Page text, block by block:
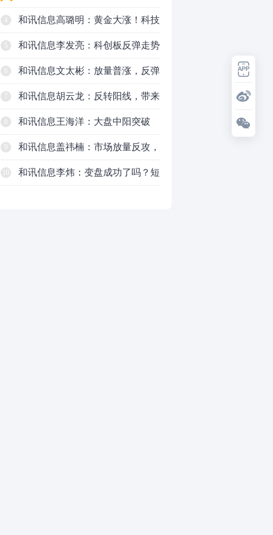
和讯信息高璐明：黄金大涨！科技
下跌！注意今天这么走！
5 和讯信息李发亮：科创板反弹走势
表现亮眼
和讯信息文太彬：放量普涨，反弹
空间及应对策略？
7 和讯信息胡云龙：反转阳线，带来
的改变
和讯信息王海洋：大盘中阳突破
3770，科技持续反弹，秋季行情启
动？
和讯信息盖祎楠：市场放量反攻，
科创赛道迎来强势爆发
和讯信息李炜：变盘成功了吗？短